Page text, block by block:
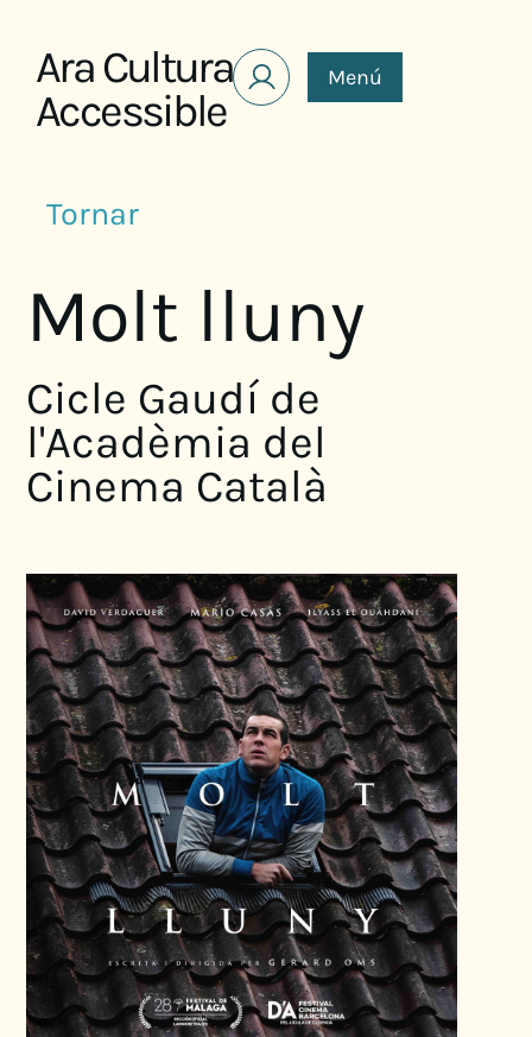
Ara Cultura
Accessible
Menú
Tornar
Molt lluny
Cicle Gaudí de
l'Acadèmia del
Cinema Català